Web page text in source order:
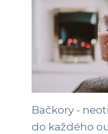
Bačkory -
do každého